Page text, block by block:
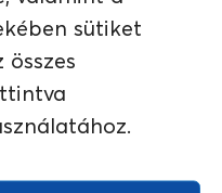
sütiket
összes